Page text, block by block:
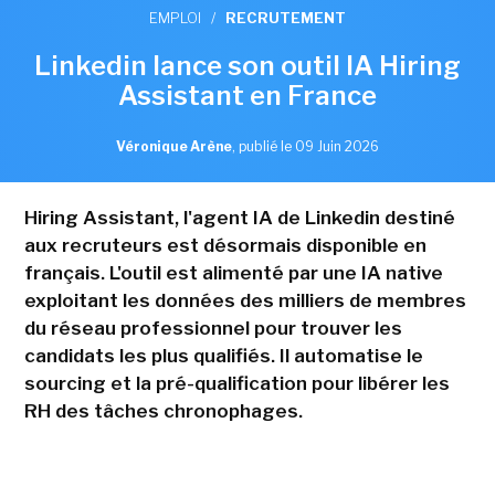
EMPLOI / RECRUTEMENT
Linkedin lance son outil IA Hiring
Assistant en France
Véronique Arène, publié le 09 Juin 2026
Hiring Assistant, l'agent IA de Linkedin destiné
aux recruteurs est désormais disponible en
français. L'outil est alimenté par une IA native
exploitant les données des milliers de membres
du réseau professionnel pour trouver les
candidats les plus qualifiés. Il automatise le
sourcing et la pré-qualification pour libérer les
RH des tâches chronophages.